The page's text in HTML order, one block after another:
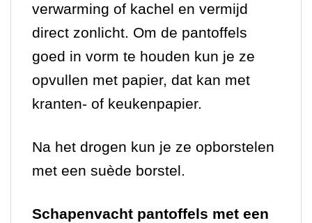
verwarming of kachel en vermijd
direct zonlicht. Om de pantoffels
goed in vorm te houden kun je ze
opvullen met papier, dat kan met
kranten- of keukenpapier.
Na het drogen kun je ze opborstelen
met een suède borstel.
Schapenvacht pantoffels met een